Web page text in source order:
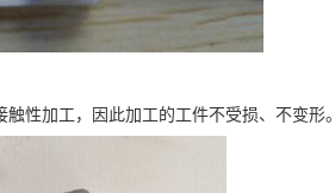
性加工，因此加工的工件不受损、不变形。